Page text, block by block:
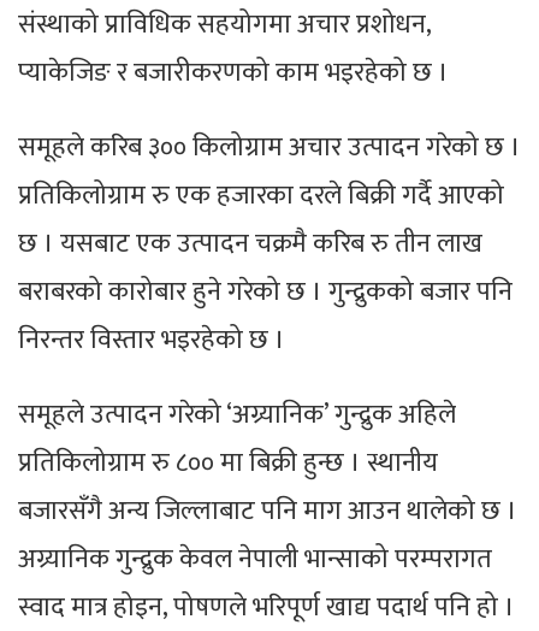
संस्थाको प्राविधिक सहयोगमा अचार प्रशोधन,
प्याकेजिङ र बजारीकरणको काम भइरहेको छ ।
समूहले करिब ३०० किलोग्राम अचार उत्पादन गरेको छ ।
प्रतिकिलोग्राम रु एक हजारका दरले बिक्री गर्दै आएको
छ । यसबाट एक उत्पादन चक्रमै करिब रु तीन लाख
बराबरको कारोबार हुने गरेको छ । गुन्द्रुकको बजार पनि
निरन्तर विस्तार भइरहेको छ ।
समूहले उत्पादन गरेको ‘अग्र्यानिक’ गुन्द्रुक अहिले
प्रतिकिलोग्राम रु ८०० मा बिक्री हुन्छ । स्थानीय
बजारसँगै अन्य जिल्लाबाट पनि माग आउन थालेको छ ।
अग्र्यानिक गुन्द्रुक केवल नेपाली भान्साको परम्परागत
स्वाद मात्र होइन, पोषणले भरिपूर्ण खाद्य पदार्थ पनि हो ।